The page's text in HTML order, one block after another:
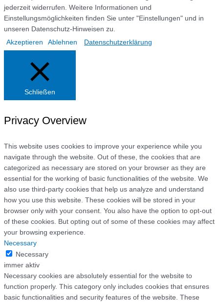
jederzeit widerrufen. Weitere Informationen und
Einstellungsmöglichkeiten finden Sie unter "Einstellungen" und in
unseren Datenschutz-Hinweisen zu.
Akzeptieren
Ablehnen Datenschutzerklärung
Schließen
Privacy Overview
This website uses cookies to improve your experience while you
navigate through the website. Out of these, the cookies that are
categorized as necessary are stored on your browser as they are
essential for the working of basic functionalities of the website. We
also use third-party cookies that help us analyze and understand
how you use this website. These cookies will be stored in your
browser only with your consent. You also have the option to opt-out
of these cookies. But opting out of some of these cookies may affect
your browsing experience.
Necessary
Necessary
immer aktiv
Necessary cookies are absolutely essential for the website to
function properly. This category only includes cookies that ensures
basic functionalities and security features of the website. These